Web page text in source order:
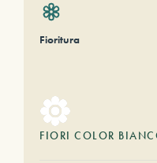
Fioritura
FIORI COLOR